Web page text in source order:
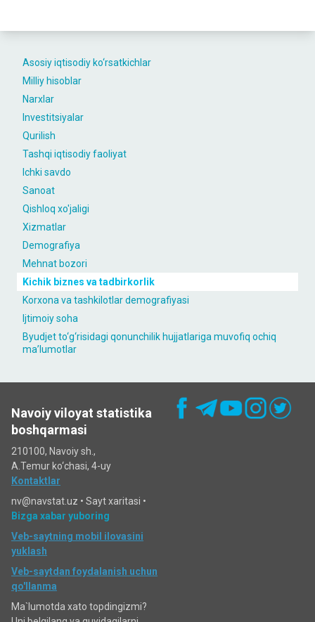
Asosiy iqtisodiy ko‘rsatkichlar
Milliy hisoblar
Narxlar
Investitsiyalar
Qurilish
Tashqi iqtisodiy faoliyat
Ichki savdo
Sanoat
Qishloq xo'jaligi
Xizmatlar
Demografiya
Mehnat bozori
Kichik biznes va tadbirkorlik
Korxona va tashkilotlar demografiyasi
Ijtimoiy soha
Byudjet to‘g‘risidagi qonunchilik hujjatlariga muvofiq ochiq
maʼlumotlar
Navoiy viloyat statistika
boshqarmasi
210100, Navoiy sh.,
A.Temur ko‘chаsi, 4-uy
Kontaktlar
nv@navstat.uz • Sayt xaritasi •
Bizga xabar yuboring
Veb-saytning mobil ilovasini
yuklash
Veb-saytdan foydalanish uchun
qo'llanma
Ma`lumotda xato topdingizmi?